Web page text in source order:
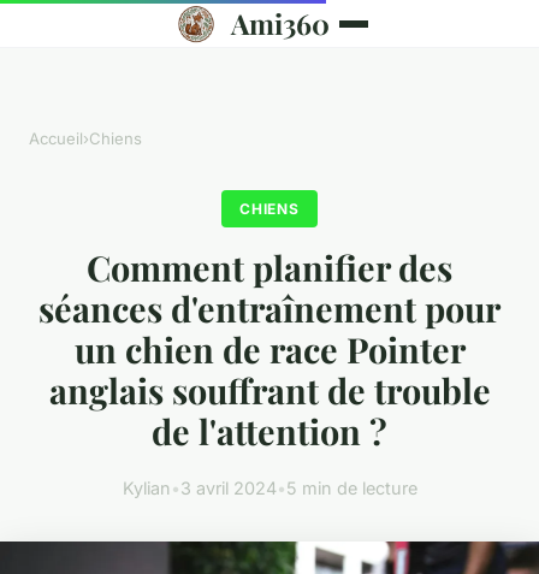
Ami360
Accueil›Chiens
CHIENS
Comment planifier des
séances d'entraînement pour
un chien de race Pointer
anglais souffrant de trouble
de l'attention ?
Kylian•3 avril 2024•5 min de lecture